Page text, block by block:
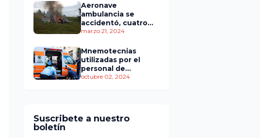
Aeronave
ambulancia se
accidentó, cuatro
personas murieron
marzo 21, 2024
Mnemotecnias
utilizadas por el
personal de
atención
octubre 02, 2024
Suscribete a nuestro
boletín